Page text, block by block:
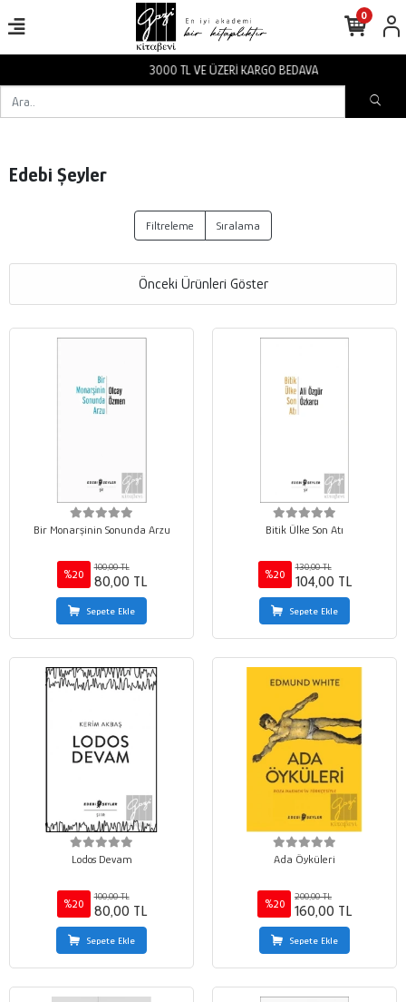
3000 TL VE ÜZERİ KARGO BEDAVA
0
Edebi Şeyler
Filtreleme Sıralama
Önceki Ürünleri Göster
Bir Monarşinin Sonunda Arzu
%20
100,00 TL
80,00 TL
Sepete Ekle
Bitik Ülke Son Atı
%20
130,00 TL
104,00 TL
Sepete Ekle
Lodos Devam
%20
100,00 TL
80,00 TL
Sepete Ekle
Ada Öyküleri
%20
200,00 TL
160,00 TL
Sepete Ekle